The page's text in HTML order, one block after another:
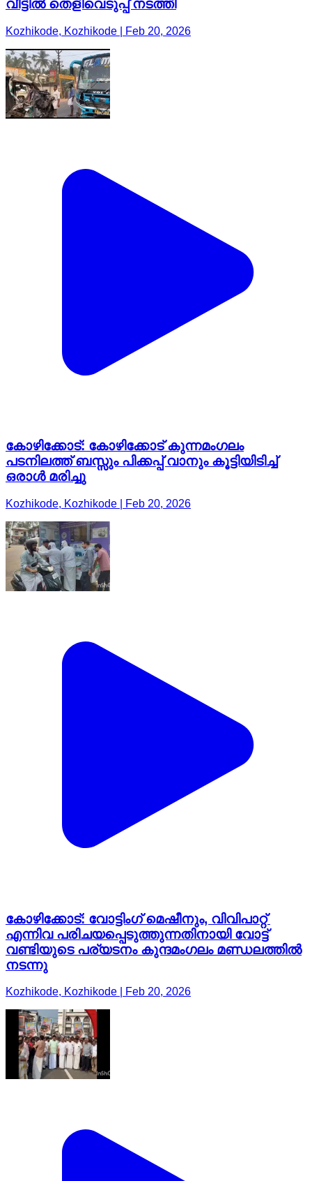
വീട്ടിൽ തെളിവെടുപ്പ് നടത്തി
Kozhikode, Kozhikode | Feb 20, 2026
കോഴിക്കോട്: കോഴിക്കോട് കുന്നമംഗലം
പടനിലത്ത് ബസ്സും പിക്കപ്പ് വാനും കൂട്ടിയിടിച്ച്
ഒരാൾ മരിച്ചു
Kozhikode, Kozhikode | Feb 20, 2026
കോഴിക്കോട്: വോട്ടിംഗ് മെഷീനും, വിവിപാറ്റ്
എന്നിവ പരിചയപ്പെടുത്തുന്നതിനായി വോട്ട്
വണ്ടിയുടെ പര്യടനം കുന്ദമംഗലം മണ്ഡലത്തിൽ
നടന്നു
Kozhikode, Kozhikode | Feb 20, 2026